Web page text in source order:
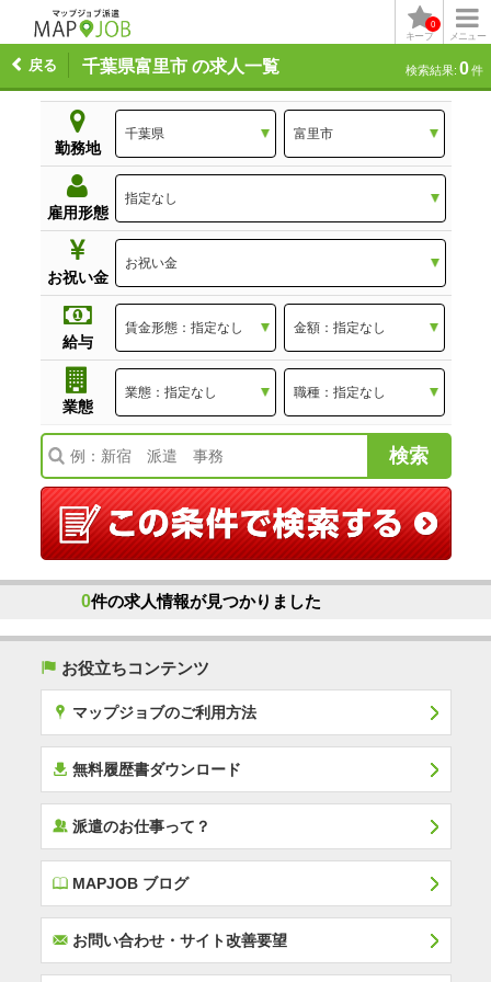
メニュー
キープ
0
千葉県富里市 の求人一覧
戻る 検索結果: 0件
勤務地
雇用形態
お祝い金
給与
業態
0件の求人情報が見つかりました
( お役立ちコンテンツ
x マップジョブのご利用方法
í 無料履歴書ダウンロード
‰派遣のお仕事って？
EMAPJOB ブログ
Fお問い合わせ・サイト改善要望